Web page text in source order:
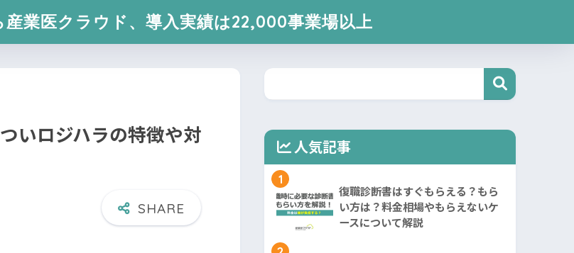
業医クラウド、導入実績は22,000事業場以上
いロジハラの特徴や対
人気記事
1
復職診断書はすぐもらえる？もら
い方は？料金相場やもらえないケ
ースについて解説